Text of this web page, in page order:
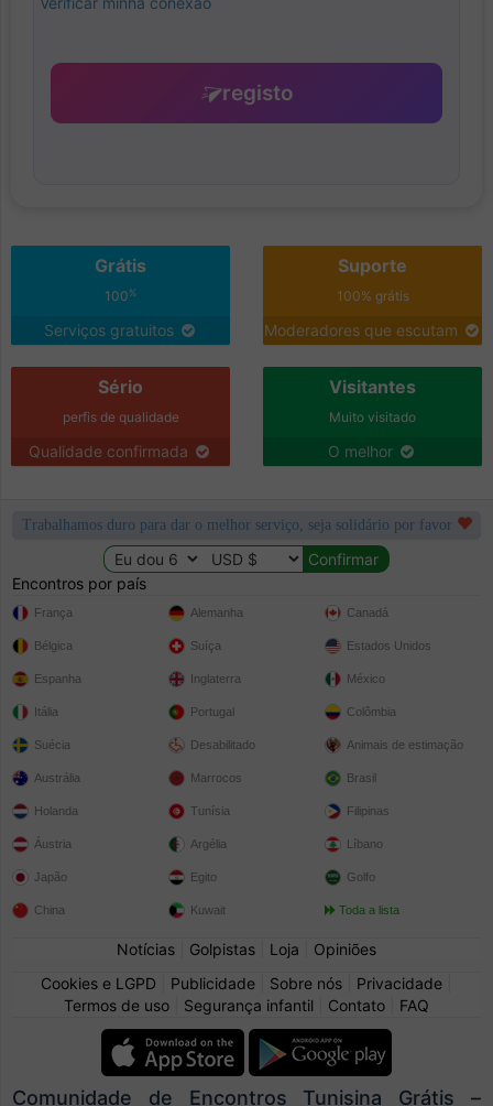
registo
Grátis
100%
Serviços gratuitos
Suporte
100% grátis
Moderadores que escutam
Sério
perfis de qualidade
Qualidade confirmada
Visitantes
Muito visitado
O melhor
Trabalhamos duro para dar o melhor serviço, seja solidário por favor
Encontros por país
França
Bélgica
Espanha
Itália
Suécia
Alemanha
Suíça
Inglaterra
Portugal
Desabilitado
Canadá
Estados Unidos
México
Colômbia
Animais de estimação
Austrália
Holanda
Áustria
Japão
China
Marrocos
Tunísia
Argélia
Egito
Kuwait
Brasil
Filipinas
Líbano
Golfo
Toda a lista
Notícias Golpistas Loja
Opiniões
Cookies e LGPD
Publicidade Sobre nós Privacidade
Termos de uso
Segurança infantil Contato FAQ
Comunidade de Encontros Tunisina Grátis –